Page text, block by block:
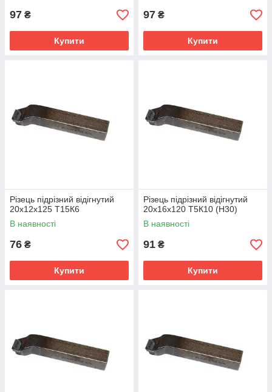
97 ₴
Купити
97 ₴
Купити
Різець підрізний відігнутий
20х12х125 Т15К6
В наявності
76 ₴
Купити
Різець підрізний відігнутий
20х16х120 Т5К10 (Н30)
В наявності
91 ₴
Купити